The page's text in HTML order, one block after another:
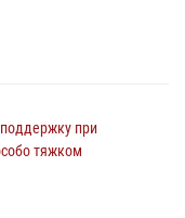
при
тяжком